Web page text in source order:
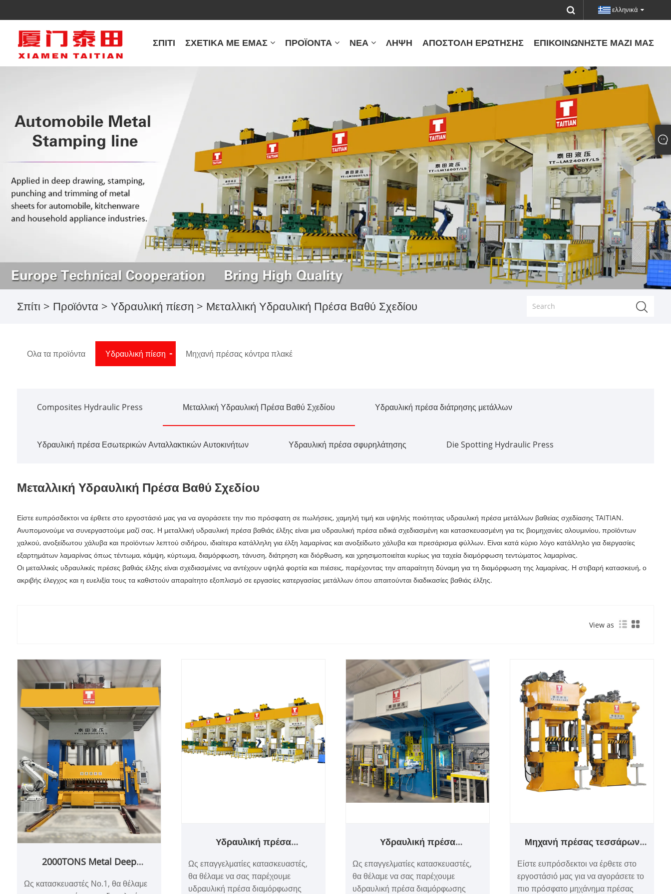
ελληνικά
ΣΠΊΤΙ ΣΧΕΤΙΚΆ ΜΕ ΕΜΆΣ ΠΡΟΪΌΝΤΑ ΝΈΑ ΛΉΨΗ ΑΠΟΣΤΟΛΉ ΕΡΏΤΗΣΗΣ ΕΠΙΚΟΙΝΩΝΉΣΤΕ ΜΑΖΊ ΜΑΣ
Σπίτι > Προϊόντα > Υδραυλική πίεση > Μεταλλική Υδραυλική Πρέσα Βαθύ Σχεδίου
Ολα τα προϊόντα Υδραυλική πίεση Μηχανή πρέσας κόντρα πλακέ
Composites Hydraulic Press Μεταλλική Υδραυλική Πρέσα Βαθύ Σχεδίου Υδραυλική πρέσα διάτρησης μετάλλων
Υδραυλική πρέσα Εσωτερικών Ανταλλακτικών Αυτοκινήτων Υδραυλική πρέσα σφυρηλάτησης Die Spotting Hydraulic Press
Μεταλλική Υδραυλική Πρέσα Βαθύ Σχεδίου
Είστε ευπρόσδεκτοι να έρθετε στο εργοστάσιό μας για να αγοράσετε την πιο πρόσφατη σε πωλήσεις, χαμηλή τιμή και υψηλής ποιότητας υδραυλική πρέσα μετάλλων βαθείας σχεδίασης TAITIAN.
Ανυπομονούμε να συνεργαστούμε μαζί σας. Η μεταλλική υδραυλική πρέσα βαθιάς έλξης είναι μια υδραυλική πρέσα ειδικά σχεδιασμένη και κατασκευασμένη για τις βιομηχανίες αλουμινίου, προϊόντων
χαλκού, ανοξείδωτου χάλυβα και προϊόντων λεπτού σιδήρου, ιδιαίτερα κατάλληλη για έλξη λαμαρίνας και ανοξείδωτο χάλυβα και πρεσάρισμα φύλλων. Είναι κατά κύριο λόγο κατάλληλο για διεργασίες
εξαρτημάτων λαμαρίνας όπως τέντωμα, κάμψη, κύρτωμα, διαμόρφωση, τάνυση, διάτρηση και διόρθωση, και χρησιμοποιείται κυρίως για ταχεία διαμόρφωση τεντώματος λαμαρίνας.
Οι μεταλλικές υδραυλικές πρέσες βαθιάς έλξης είναι σχεδιασμένες να αντέχουν υψηλά φορτία και πιέσεις, παρέχοντας την απαραίτητη δύναμη για τη διαμόρφωση της λαμαρίνας. Η στιβαρή κατασκευή, ο
ακριβής έλεγχος και η ευελιξία τους τα καθιστούν απαραίτητο εξοπλισμό σε εργασίες κατεργασίας μετάλλων όπου απαιτούνται διαδικασίες βαθιάς έλξης.
View as
2000TONS Metal Deep
Ως κατασκευαστές Νο.1, θα θέλαμε
Υδραυλική πρέσα
τόνων για θήκη μπαταρίας
οχημάτων νέας ενέργειας
Ως επαγγελματίες κατασκευαστές,
θα θέλαμε να σας παρέχουμε
υδραυλική πρέσα διαμόρφωσης
Υδραυλική πρέσα
1000 τόνων
Ως επαγγελματίες κατασκευαστές,
θα θέλαμε να σας παρέχουμε
υδραυλική πρέσα διαμόρφωσης
Μηχανή πρέσας τεσσάρων
Είστε ευπρόσδεκτοι να έρθετε στο
εργοστάσιό μας για να αγοράσετε το
πιο πρόσφατο μηχάνημα πρέσας